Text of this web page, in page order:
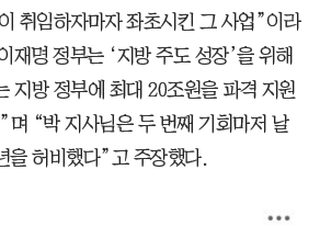
취임하자마자 좌초시킨 그 사업”이라
재명 정부는 ‘지방 주도 성장’을 위해
지방 정부에 최대 20조원을 파격 지원
며 “박 지사님은 두 번째 기회마저 날
을 허비했다”고 주장했다.